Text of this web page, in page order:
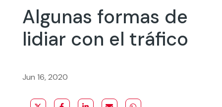
Algunas formas de
lidiar con el tráfico
Jun 16, 2020